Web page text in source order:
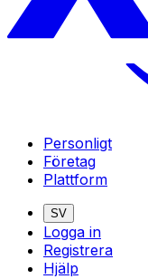
Personligt
Företag
Plattform
SV
Logga in
Registrera
Hjälp